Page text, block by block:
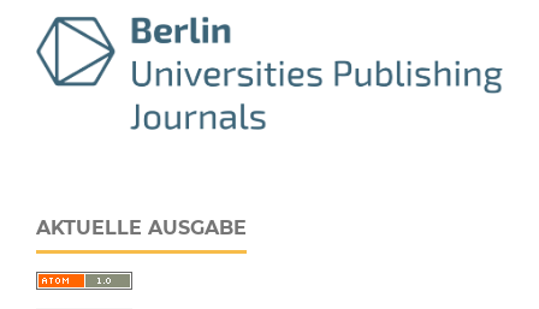
AKTUELLE AUSGABE